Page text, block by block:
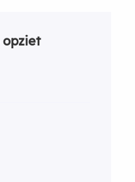
opziet